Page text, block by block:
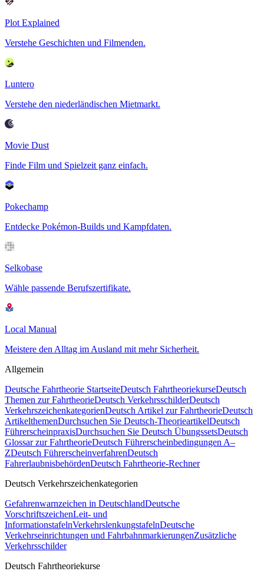
Plot Explained
Verstehe Geschichten und Filmenden.
Luntero
Verstehe den niederländischen Mietmarkt.
Movie Dust
Finde Film und Spielzeit ganz einfach.
Pokechamp
Entdecke Pokémon-Builds und Kampfdaten.
Selkobase
Wähle passende Berufszertifikate.
Local Manual
Meistere den Alltag im Ausland mit mehr Sicherheit.
Allgemein
Deutsche Fahrtheorie StartseiteDeutsch FahrtheoriekurseDeutsch
Themen zur FahrtheorieDeutsch VerkehrsschilderDeutsch
VerkehrszeichenkategorienDeutsch Artikel zur FahrtheorieDeutsch
ArtikelthemenDurchsuchen Sie Deutsch-TheorieartikelDeutsch
FührerscheinpraxisDurchsuchen Sie Deutsch ÜbungssetsDeutsch
Glossar zur FahrtheorieDeutsch Führerscheinbedingungen A–
ZDeutsch FührerscheinverfahrenDeutsch
FahrerlaubnisbehördenDeutsch Fahrtheorie-Rechner
Deutsch Verkehrszeichenkategorien
Gefahrenwarnzeichen in DeutschlandDeutsche
VorschriftszeichenLeit- und
InformationstafelnVerkehrslenkungstafelnDeutsche
Verkehrseinrichtungen und FahrbahnmarkierungenZusätzliche
Verkehrsschilder
Deutsch Fahrtheoriekurse